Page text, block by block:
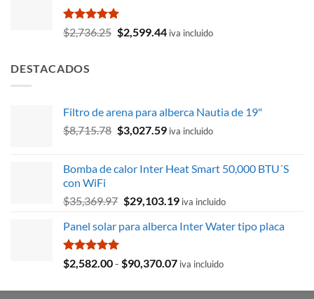
era:
$261.97.$235.87.
Valorado
con
$2,736.25 El
$2,599.44Eliva incluido
DESTACADOS
Filtro de arena para alberca Nautia de 19"
$8,715.78 El
era:
$3,027.59El
es:
iva incluido
Bomba de calor Inter Heat Smart 50,000 BTU´S
con WiFi
$35,369.97 El
original
$35,369.97.
$29,103.19El
actual
$29,103.19.
iva incluido
Panel solar para alberca Inter Water tipo placa
Valorado
con
$2,582.00- $90,370.07Rango
precios:
iva incluido